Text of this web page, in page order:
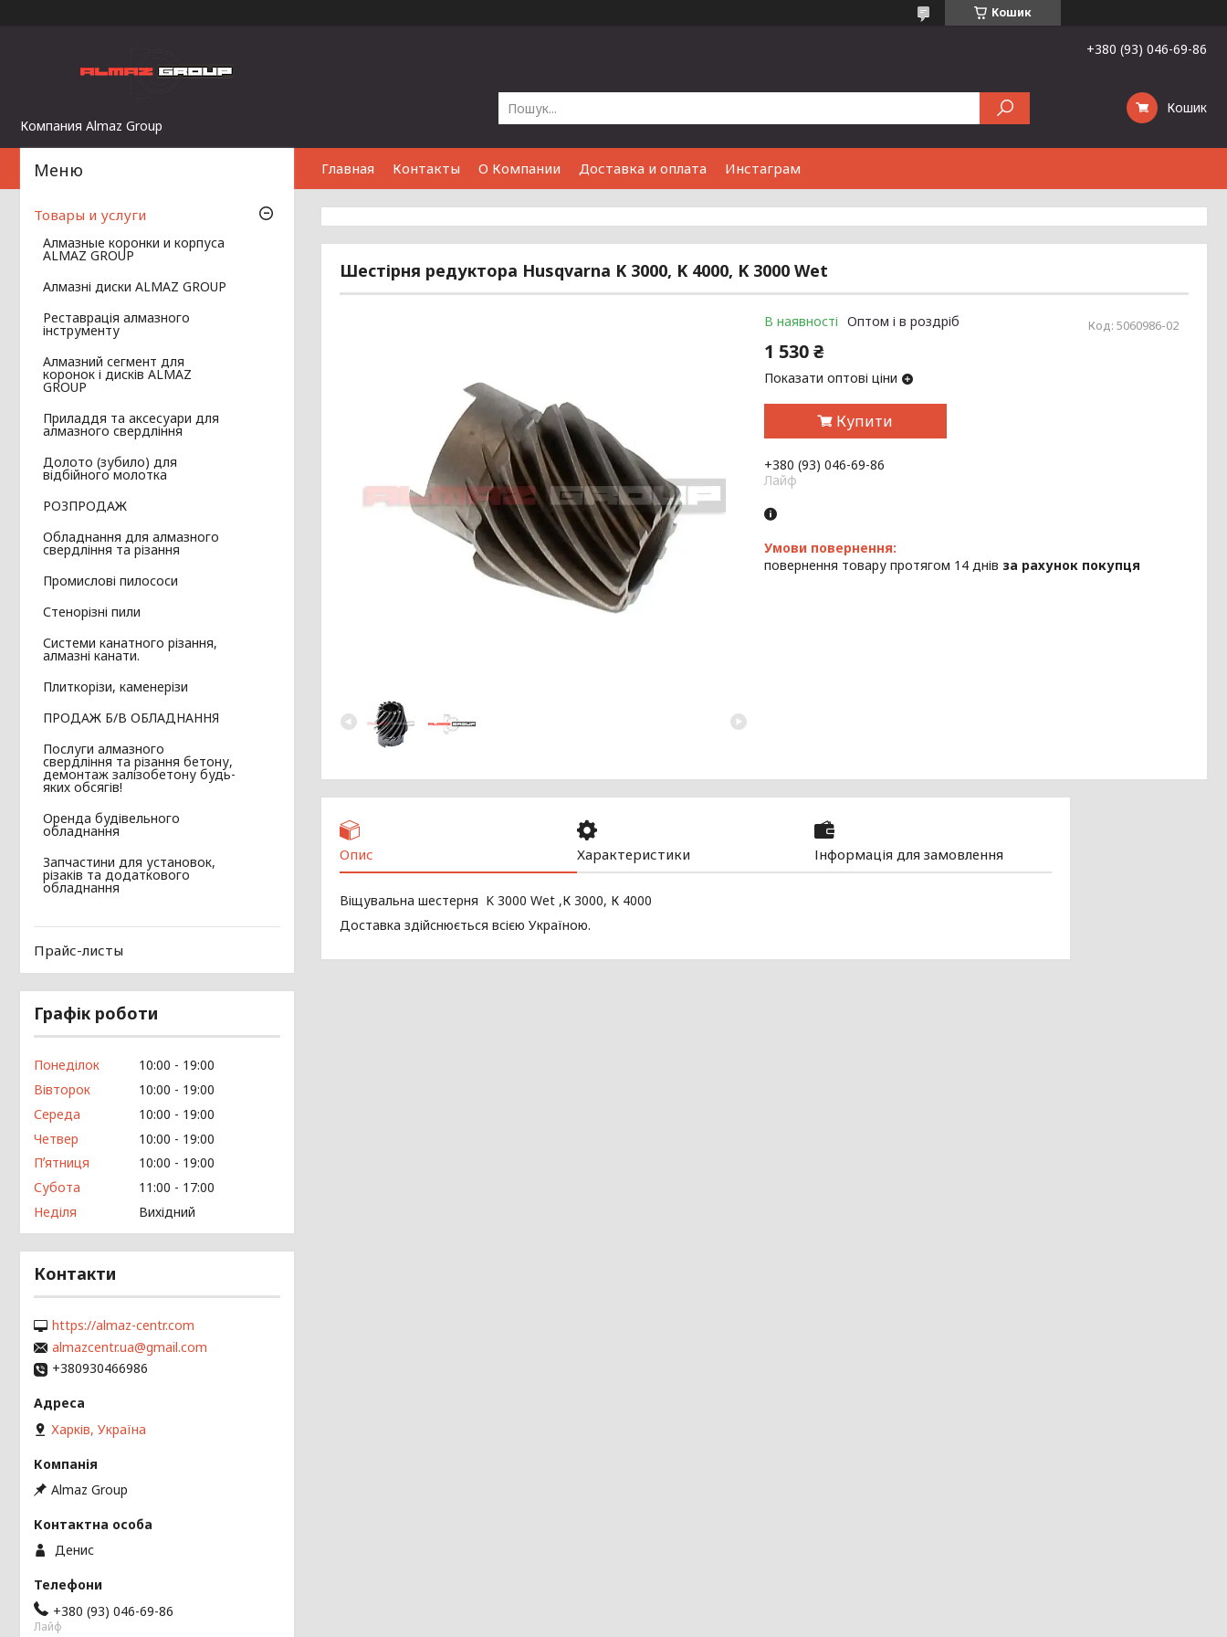
Кошик
Компания Almaz Group
+380 (93) 046-69-86
Кошик
Главная Контакты О Компании Доставка и оплата Инстаграм
Шестірня редуктора Husqvarna K 3000, K 4000, K 3000 Wet
В наявності Оптом і в роздріб Код:5060986-02
1 530 ₴
Показати оптові ціни
Купити
+380 (93) 046-69-86
Лайф
повернення товару протягом 14 днів за рахунок покупця
Опис Характеристики Інформація для замовлення
Віщувальна шестерня K 3000 Wet ,К 3000, К 4000
Доставка здійснюється всією Україною.
Товары и услуги
Алмазные коронки и корпуса
ALMAZ GROUP
Алмазні диски ALMAZ GROUP
Реставрація алмазного
інструменту
Алмазний сегмент для
коронок і дисків ALMAZ
GROUP
Приладдя та аксесуари для
алмазного свердління
Долото (зубило) для
відбійного молотка
РОЗПРОДАЖ
Обладнання для алмазного
свердління та різання
Промислові пилососи
Стенорізні пили
Системи канатного різання,
алмазні канати.
Плиткорізи, каменерізи
ПРОДАЖ Б/В ОБЛАДНАННЯ
Послуги алмазного
свердління та різання бетону,
демонтаж залізобетону будь-
яких обсягів!
Оренда будівельного
обладнання
Запчастини для установок,
різаків та додаткового
обладнання
Прайс-листы
Графік роботи
Понеділок 10:00
19:00
Вівторок
10:00
19:00
Середа
10:00
19:00
Четвер
10:00
19:00
Пʼятниця
10:00
19:00
Субота
11:00
17:00
Неділя
Вихідний
Контакти
https://almaz-centr.com
almazcentr.ua@gmail.com
+380930466986
Харків, Україна
Almaz Group
Денис
+380 (93) 046-69-86
Лайф